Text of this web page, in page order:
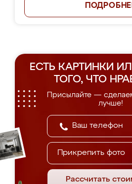
ЕСТЬ КАРТИНКИ
ТОГО, ЧТО
Присылайте —
лучше!
Прикрепить фото
Рассчитать